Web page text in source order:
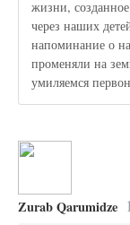
жизни,
через наших
напоминание о
променяли на
умиляемся
Zurab Qarumidze